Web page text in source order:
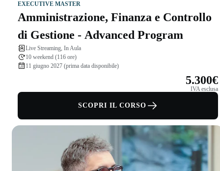
EXECUTIVE MASTER
Amministrazione, Finanza e Controllo
di Gestione - Advanced Program
Live Streaming, In Aula
10 weekend (116 ore)
11 giugno 2027 (prima data disponibile)
5.300€
IVA esclusa
SCOPRI IL CORSO